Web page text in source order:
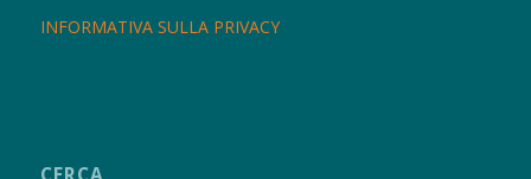
INFORMATIVA SULLA PRIVACY